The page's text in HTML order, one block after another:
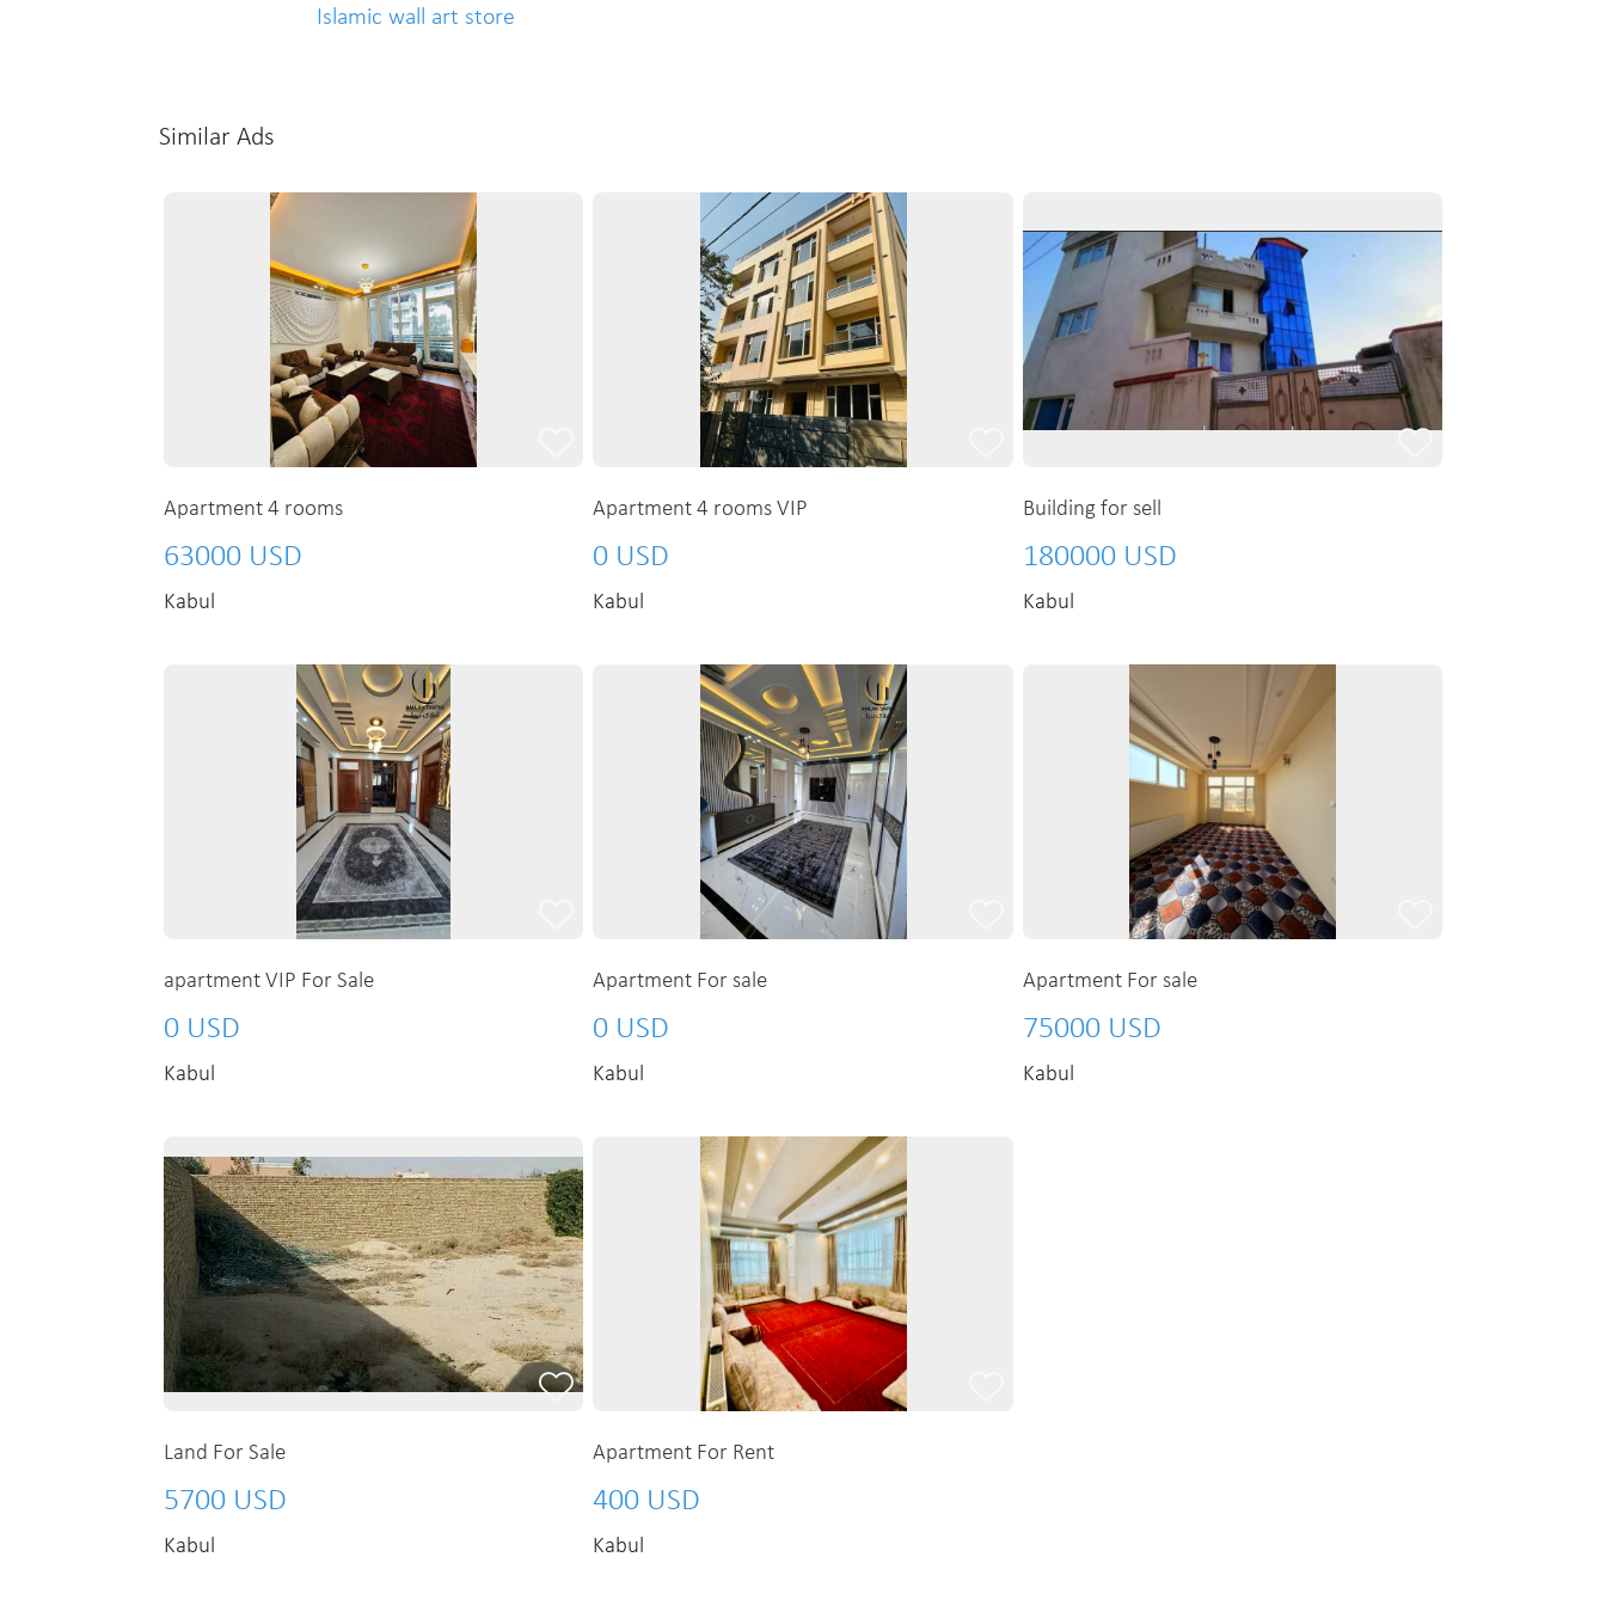
Islamic wall art store
Similar Ads
Apartment 4 rooms
63000 USD
Kabul
Apartment 4 rooms VIP
0 USD
Kabul
Building for sell
180000 USD
Kabul
apartment VIP For Sale
0 USD
Kabul
Apartment For sale
0 USD
Kabul
Apartment For sale
75000 USD
Kabul
Land For Sale
5700 USD
Kabul
Apartment For Rent
400 USD
Kabul